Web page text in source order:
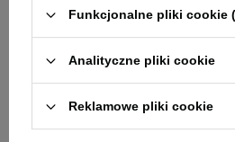
Crispy Sticks 2 szt. 110 g
6,99 zł 63,55 zł / kg
+
Funkcjonalne pliki cookie
Analityczne pliki cookie
Reklamowe pliki cookie